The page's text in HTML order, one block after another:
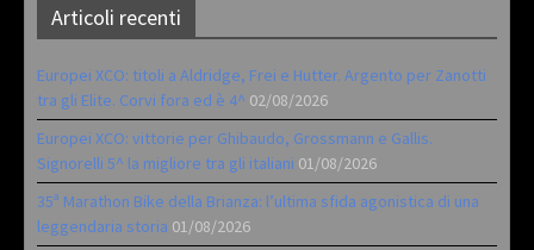
Articoli recenti
Europei XCO: titoli a Aldridge, Frei e Hutter. Argento per Zanotti
tra gli Elite. Corvi fora ed è 4^ 02/08/2026
Europei XCO: vittorie per Ghibaudo, Grossmann e Gallis.
Signorelli 5^ la migliore tra gli italiani 01/08/2026
35ª Marathon Bike della Brianza: l’ultima sfida agonistica di una
leggendaria storia 01/08/2026